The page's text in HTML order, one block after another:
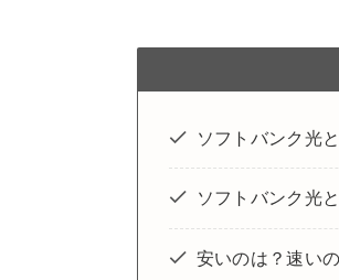
容が影響することは
ソフトバンク光
ソフトバンク光
安いのは？速い